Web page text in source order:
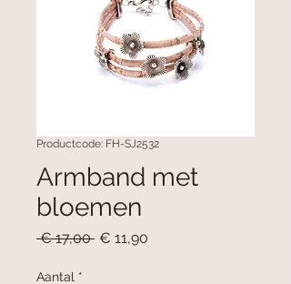
Productcode: FH-SJ2532
Armband met
bloemen
€ 17,00 Normale
€ 11,90
Aantal *